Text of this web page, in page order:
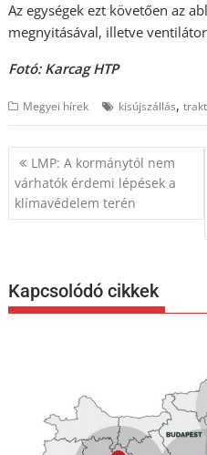
Az egységek ezt követően az
megnyitásával, illetve
Fotó: Karcag HTP
Megyei hírek kisújszállás,
Bejegyzés
navigáció
LMP: A kormánytól nem
várhatók érdemi lépések a
klímavédelem terén
Kapcsolódó cikkek